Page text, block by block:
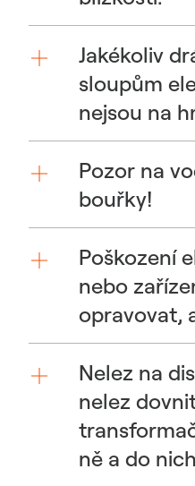
Jakékoliv
sloupům
nejsou na
Pozor na
bouřky!
Poškození
nebo
opravovat,
Nelez na
nelez
ně a do